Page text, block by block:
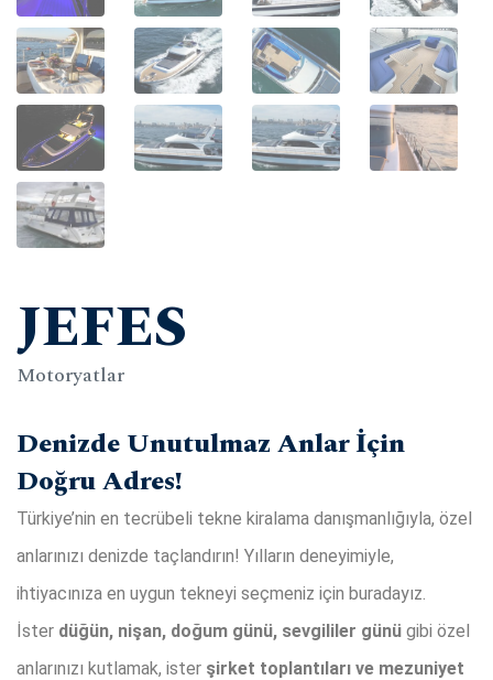
JEFES
Motoryatlar
Denizde Unutulmaz Anlar İçin
Doğru Adres!
Türkiye’nin en tecrübeli tekne kiralama danışmanlığıyla, özel
anlarınızı denizde taçlandırın! Yılların deneyimiyle,
ihtiyacınıza en uygun tekneyi seçmeniz için buradayız.
İster düğün, nişan, doğum günü, sevgililer günü gibi özel
anlarınızı kutlamak, ister şirket toplantıları ve mezuniyet